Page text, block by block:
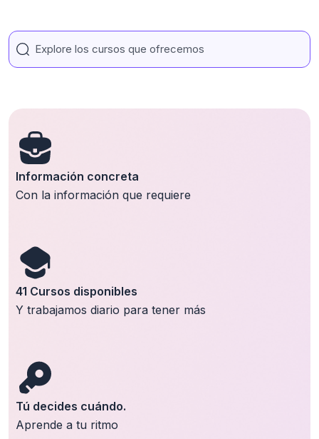
Información concreta
Con la información que requiere
41 Cursos disponibles
Y trabajamos diario para tener más
Tú decides cuándo.
Aprende a tu ritmo